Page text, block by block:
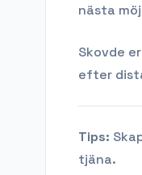
nästa
Skovde
efter
Tips:
tjäna.